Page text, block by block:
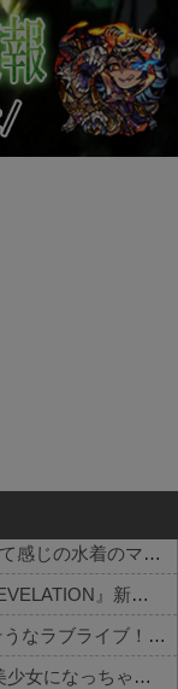
【ガークリ】 正統派だけど、デッッッカって感じの水着のマネ、ラファエ口、セッシュウへの反応！！！
2027年春発売予定『FINAL FANTASY VII REVELATION』新映像が「gamescom Opening Night Live」で公開！8/26 午前3時配信予定
1分だけ時を止めたら全裸で街を駆け回りそうなラブライブ！キャラ
【エ□漫画】 TSエ□漫画主人公「起きたら美少女になっちゃった！？」ワイ「おお」